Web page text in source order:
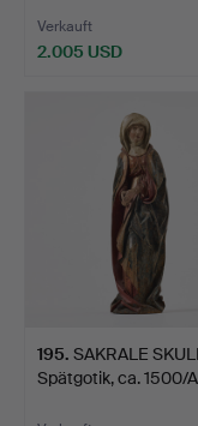
Verkauft
2.005 USD
195. SAKRALE
Spätgotik, ca. 1500/